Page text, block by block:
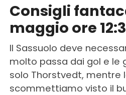
Consigli
maggio ore
Il Sassuolo deve
molto passa dai gol e le
solo Thorstvedt,
scommettiamo visto il